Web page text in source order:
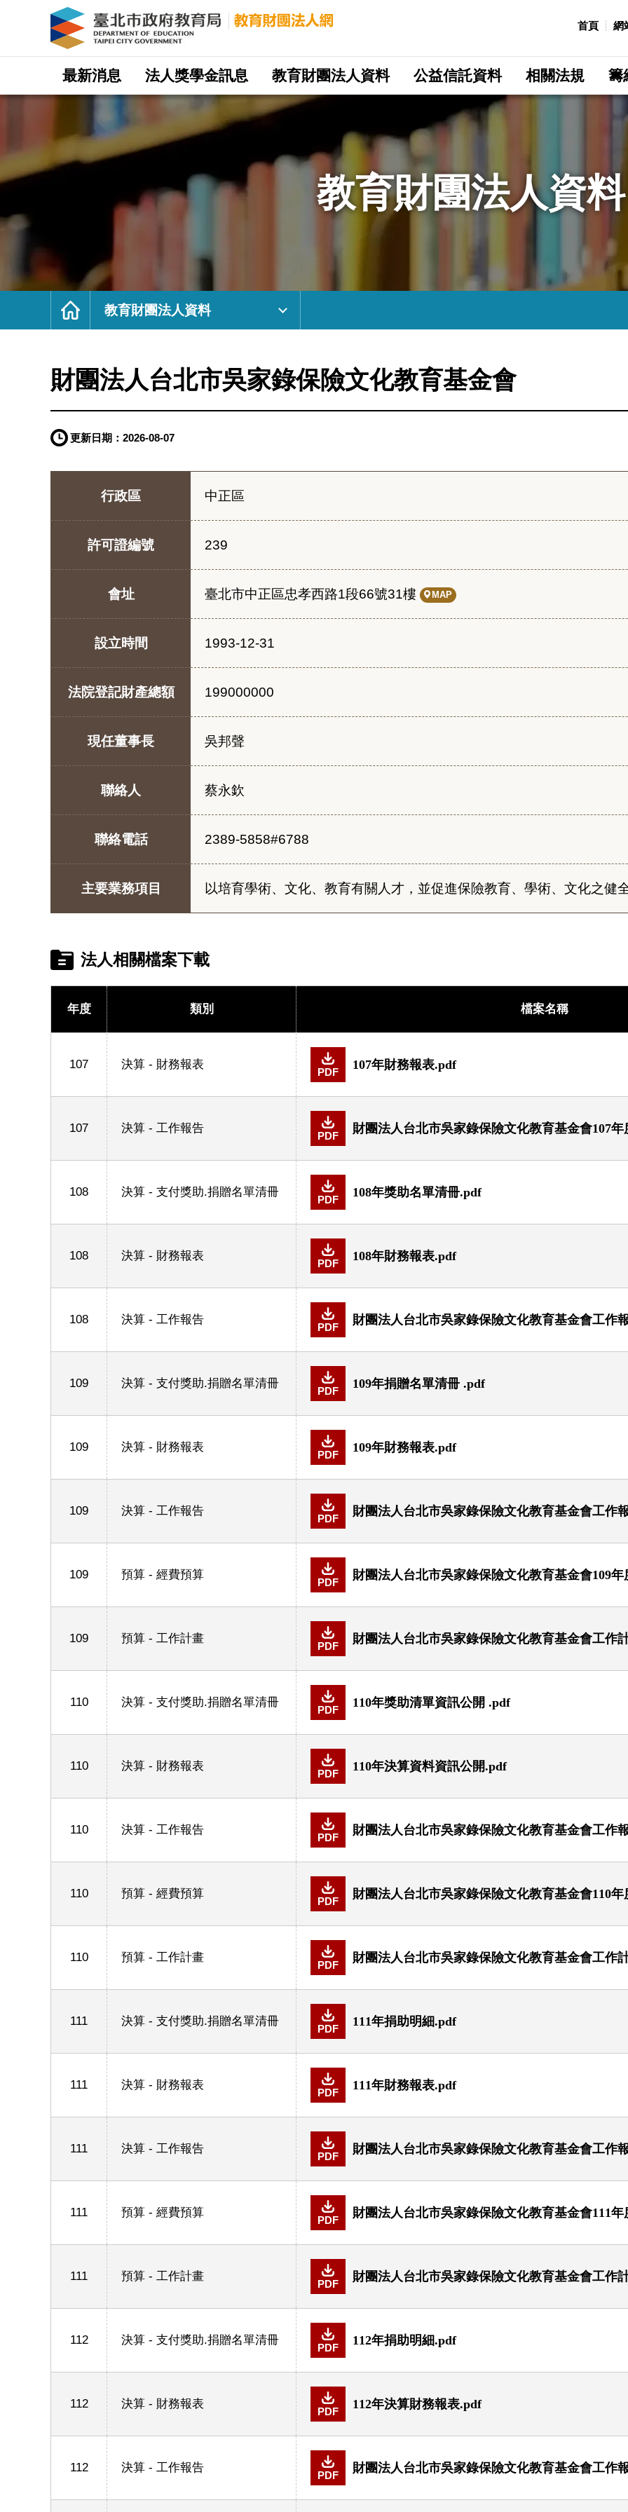
家
化
教
育
團
法
首頁 網
網
最新消息 法人獎學金訊息 教育財團法人資料 公益信託資料 相關法規 籌
教育財團法人資料
首
教育財團法人資料
財團法人台北市吳家錄保險文化教育基金會
更新日期： 2026-08-07
行政區 中正區
許可證編號 239
會址 臺北市中正區忠孝西路1段66號31樓 MAP
設立時間 1993-12-31
法院登記財產總額 199000000
現任董事長 吳邦聲
聯絡人 蔡永欽
聯絡電話 2389-5858#6788
主要業務項目 以培育學術、文化、教育有關人才，並促進保險教育、學術、文化之健
法人相關檔案下載
年度 類別 檔案名稱
107 決算 - 財務報表
PDF
107年財務報表.pdf
107 決算 - 工作報告
PDF
財團法人台北市吳家錄保險文化教育基金會107
108 決算 - 支付獎助.捐贈名單清冊
PDF
108年獎助名單清冊.pdf
108 決算 - 財務報表
PDF
108年財務報表.pdf
108 決算 - 工作報告
PDF
財團法人台北市吳家錄保險文化教育基金會工作
109 決算 - 支付獎助.捐贈名單清冊
PDF
109年捐贈名單清冊 .pdf
109 決算 - 財務報表
PDF
109年財務報表.pdf
109 決算 - 工作報告
PDF
財團法人台北市吳家錄保險文化教育基金會工作
109 預算 - 經費預算
PDF
財團法人台北市吳家錄保險文化教育基金會109
109 預算 - 工作計畫
PDF
財團法人台北市吳家錄保險文化教育基金會工作
110 決算 - 支付獎助.捐贈名單清冊
PDF
110年獎助清單資訊公開 .pdf
110 決算 - 財務報表
PDF
110年決算資料資訊公開.pdf
110 決算 - 工作報告
PDF
財團法人台北市吳家錄保險文化教育基金會工作
110 預算 - 經費預算
PDF
財團法人台北市吳家錄保險文化教育基金會110
110 預算 - 工作計畫
PDF
財團法人台北市吳家錄保險文化教育基金會工作
111 決算 - 支付獎助.捐贈名單清冊
PDF
111年捐助明細.pdf
111 決算 - 財務報表
PDF
111年財務報表.pdf
111 決算 - 工作報告
PDF
財團法人台北市吳家錄保險文化教育基金會工作
111 預算 - 經費預算
PDF
財團法人台北市吳家錄保險文化教育基金會111
111 預算 - 工作計畫
PDF
財團法人台北市吳家錄保險文化教育基金會工作
112 決算 - 支付獎助.捐贈名單清冊
PDF
112年捐助明細.pdf
112 決算 - 財務報表
PDF
112年決算財務報表.pdf
112 決算 - 工作報告
PDF
財團法人台北市吳家錄保險文化教育基金會工作